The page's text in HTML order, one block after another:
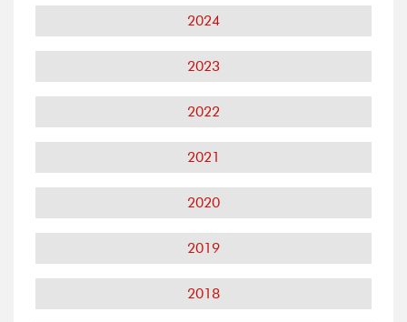
2024
2023
2022
2021
2020
2019
2018